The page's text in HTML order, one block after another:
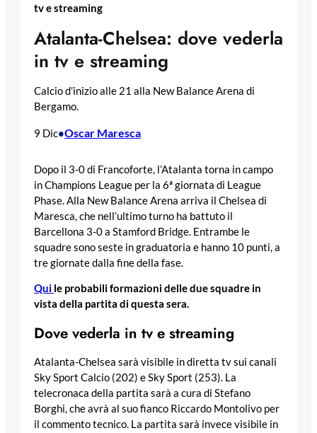
tv e streaming
Atalanta-Chelsea: dove vederla
in tv e streaming
Calcio d’inizio alle 21 alla New Balance Arena di
Bergamo.
9 Dic•Oscar Maresca
Dopo il 3-0 di Francoforte, l’Atalanta torna in campo
in Champions League per la 6ª giornata di League
Phase. Alla New Balance Arena arriva il Chelsea di
Maresca, che nell’ultimo turno ha battuto il
Barcellona 3-0 a Stamford Bridge. Entrambe le
squadre sono seste in graduatoria e hanno 10 punti, a
tre giornate dalla fine della fase.
Qui le probabili formazioni delle due squadre in
vista della partita di questa sera.
Dove vederla in tv e streaming
Atalanta-Chelsea sarà visibile in diretta tv sui canali
Sky Sport Calcio (202) e Sky Sport (253). La
telecronaca della partita sarà a cura di Stefano
Borghi, che avrà al suo fianco Riccardo Montolivo per
il commento tecnico. La partita sarà invece visibile in